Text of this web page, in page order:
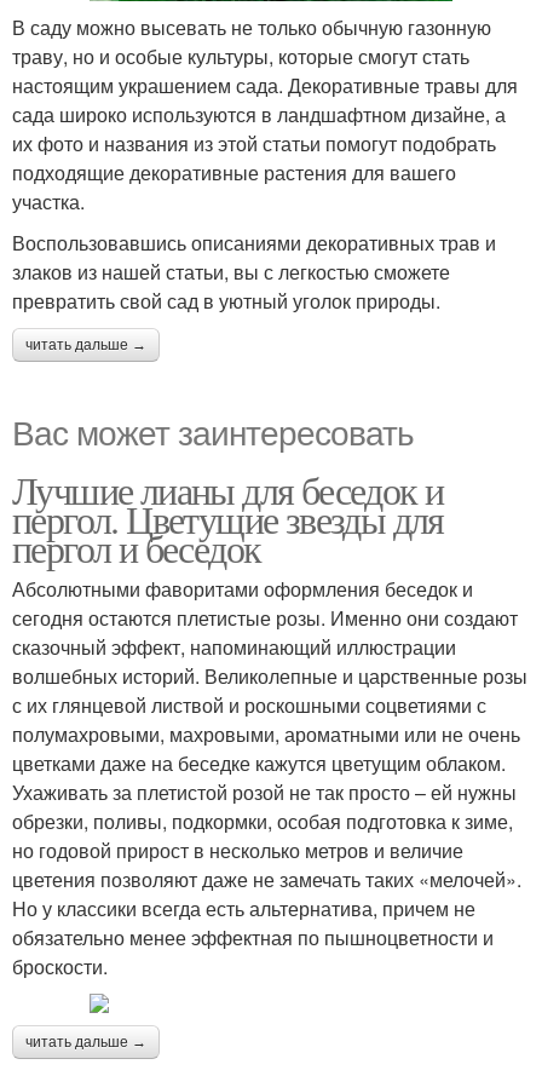
В саду можно высевать не только обычную газонную
траву, но и особые культуры, которые смогут стать
настоящим украшением сада. Декоративные травы для
сада широко используются в ландшафтном дизайне, а
их фото и названия из этой статьи помогут подобрать
подходящие декоративные растения для вашего
участка.
Воспользовавшись описаниями декоративных трав и
злаков из нашей статьи, вы с легкостью сможете
превратить свой сад в уютный уголок природы.
читать дальше →
Вас может заинтересовать
Лучшие лианы для беседок и
пергол. Цветущие звезды для
пергол и беседок
Абсолютными фаворитами оформления беседок и
сегодня остаются плетистые розы. Именно они создают
сказочный эффект, напоминающий иллюстрации
волшебных историй. Великолепные и царственные розы
с их глянцевой листвой и роскошными соцветиями с
полумахровыми, махровыми, ароматными или не очень
цветками даже на беседке кажутся цветущим облаком.
Ухаживать за плетистой розой не так просто – ей нужны
обрезки, поливы, подкормки, особая подготовка к зиме,
но годовой прирост в несколько метров и величие
цветения позволяют даже не замечать таких «мелочей».
Но у классики всегда есть альтернатива, причем не
обязательно менее эффектная по пышноцветности и
броскости.
читать дальше →